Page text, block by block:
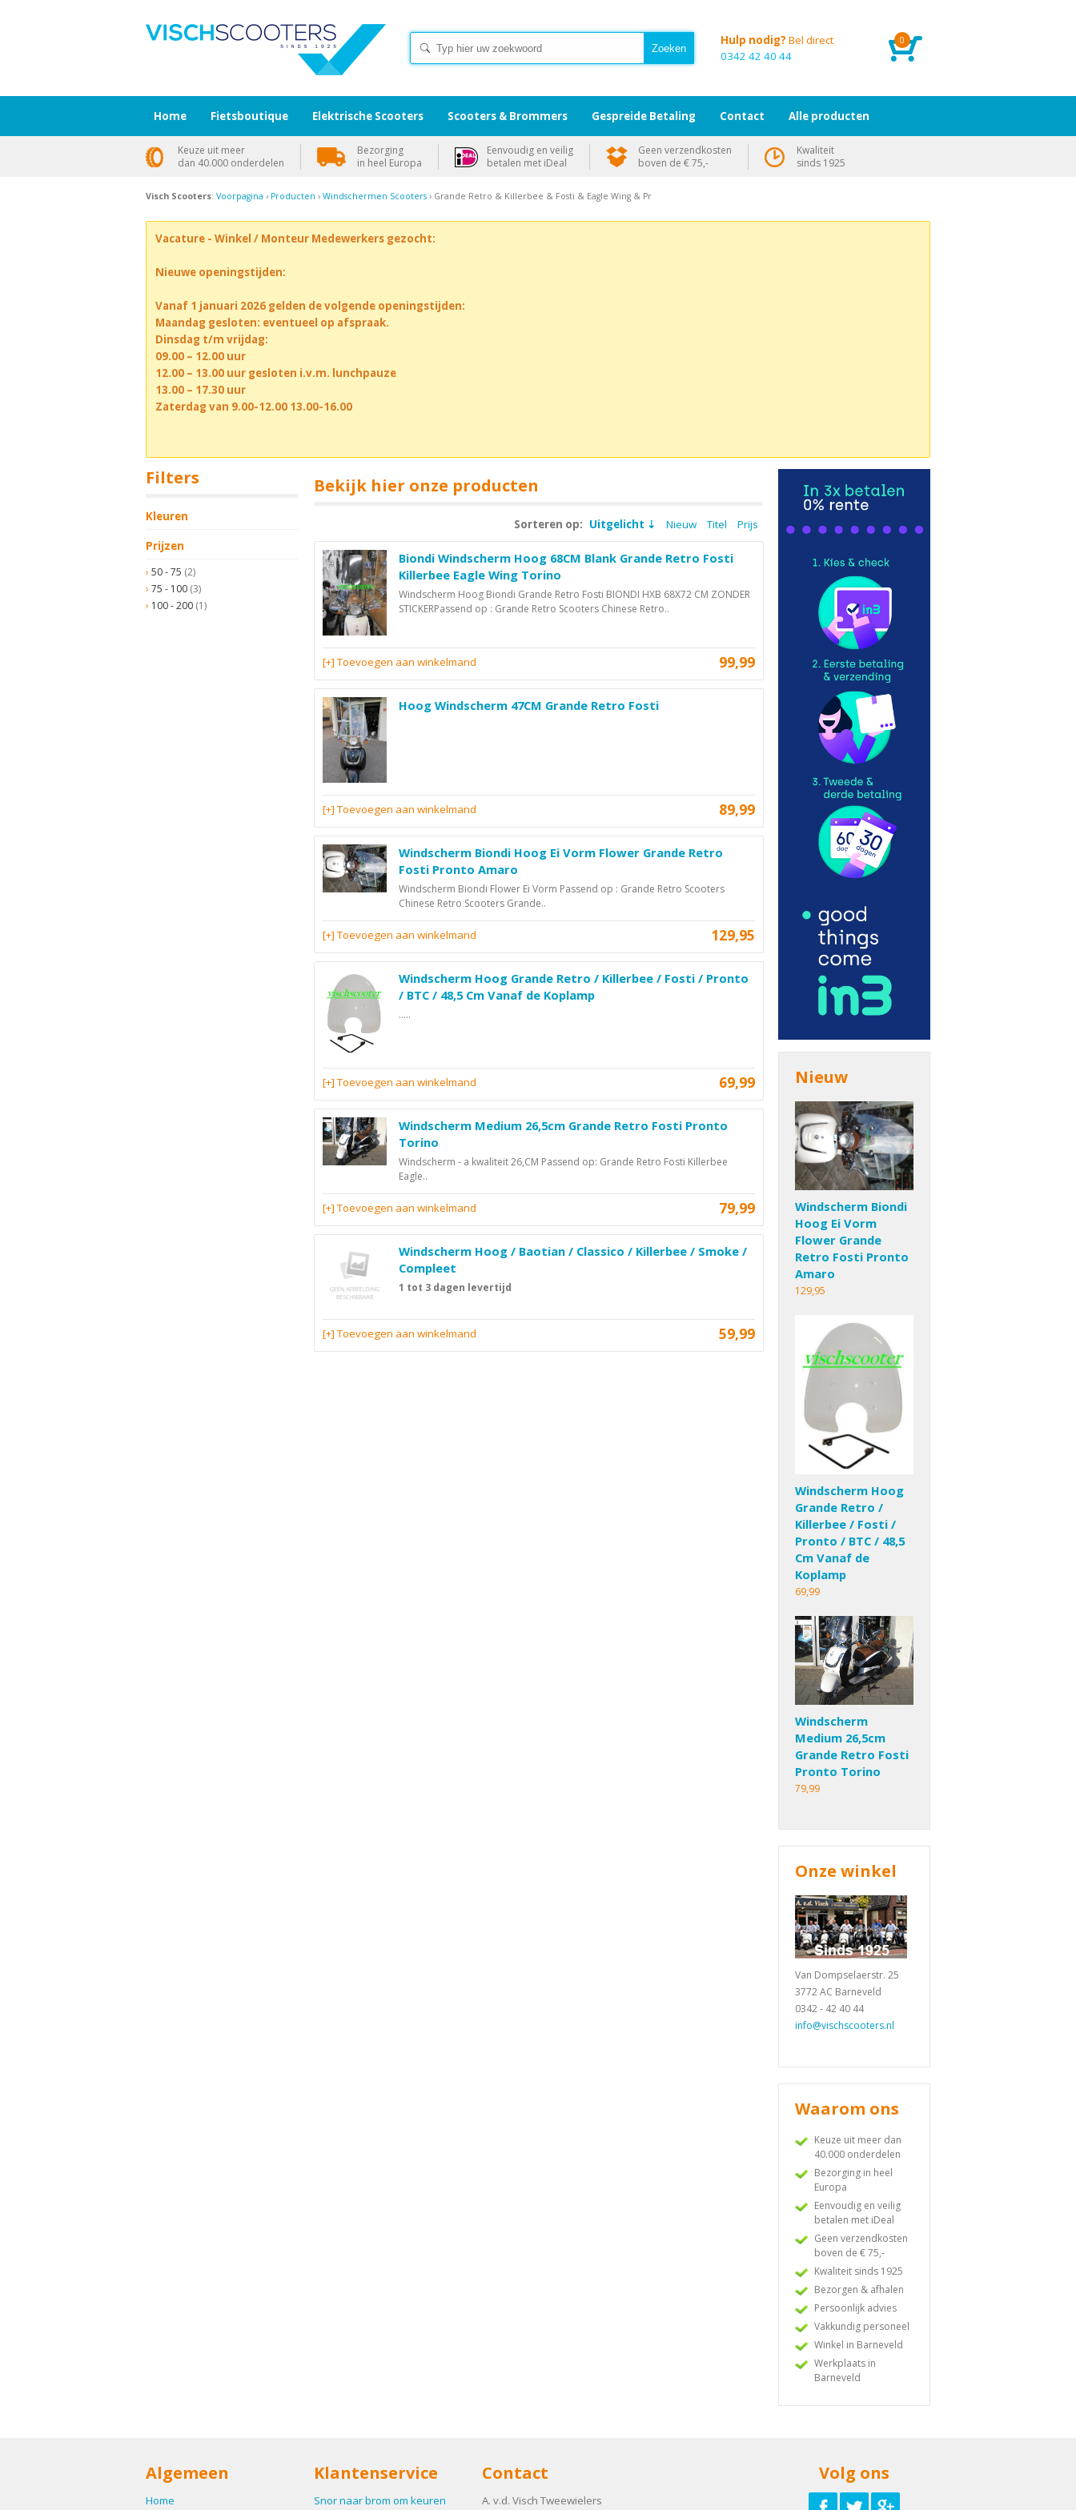
0
Hulp nodig? Bel direct
0342 42 40 44
Visch Scooters: Voorpagina › Producten › Windschermen Scooters › Grande Retro & Killerbee & Fosti & Eagle Wing & Pr
Vacature - Winkel / Monteur Medewerkers gezocht:
Nieuwe openingstijden:
Vanaf 1 januari 2026 gelden de volgende openingstijden:
Maandag gesloten: eventueel op afspraak.
Dinsdag t/m vrijdag:
09.00 – 12.00 uur
12.00 – 13.00 uur gesloten i.v.m. lunchpauze
13.00 – 17.30 uur
Zaterdag van 9.00-12.00 13.00-16.00
Filters
Kleuren
Prijzen
50 - 75 (2)
75 - 100 (3)
100 - 200 (1)
Bekijk hier onze producten
Sorteren op: Uitgelicht Nieuw Titel Prijs
Biondi Windscherm Hoog 68CM Blank Grande Retro Fosti
Killerbee Eagle Wing Torino
Windscherm Hoog Biondi Grande Retro Fosti BIONDI HXB 68X72 CM ZONDER
STICKERPassend op : Grande Retro Scooters Chinese Retro..
99,99
[+] Toevoegen aan winkelmand
Hoog Windscherm 47CM Grande Retro Fosti
89,99
[+] Toevoegen aan winkelmand
Windscherm Biondi Hoog Ei Vorm Flower Grande Retro
Fosti Pronto Amaro
Windscherm Biondi Flower Ei Vorm Passend op : Grande Retro Scooters
Chinese Retro Scooters Grande..
129,95
[+] Toevoegen aan winkelmand
Windscherm Hoog Grande Retro / Killerbee / Fosti / Pronto
/ BTC / 48,5 Cm Vanaf de Koplamp
.....
69,99
[+] Toevoegen aan winkelmand
Windscherm Medium 26,5cm Grande Retro Fosti Pronto
Torino
Windscherm - a kwaliteit 26,CM Passend op: Grande Retro Fosti Killerbee
Eagle..
79,99
[+] Toevoegen aan winkelmand
Windscherm Hoog / Baotian / Classico / Killerbee / Smoke /
Compleet
1 tot 3 dagen levertijd
59,99
[+] Toevoegen aan winkelmand
Nieuw
Windscherm Biondi
Hoog Ei Vorm
Flower Grande
Retro Fosti Pronto
Amaro
129,95
Windscherm Hoog
Grande Retro /
Killerbee / Fosti /
Pronto / BTC / 48,5
Cm Vanaf de
Koplamp
69,99
Windscherm
Medium 26,5cm
Grande Retro Fosti
Pronto Torino
79,99
Onze winkel
Van Dompselaerstr. 25
3772 AC Barneveld
0342 - 42 40 44
info@vischscooters.nl
Waarom ons
Keuze uit meer dan
40.000 onderdelen
Bezorging in heel
Europa
Eenvoudig en veilig
betalen met iDeal
Geen verzendkosten
boven de € 75,-
Kwaliteit sinds 1925
Bezorgen & afhalen
Persoonlijk advies
Vakkundig personeel
Winkel in Barneveld
Werkplaats in
Barneveld
Algemeen
Home
Klantenservice
Snor naar brom om keuren
Contact
A. v.d. Visch Tweewielers
Volg ons
Home Fietsboutique Elektrische Scooters Scooters & Brommers Gespreide Betaling Contact Alle producten
Keuze uit meer
dan 40.000 onderdelen
Bezorging
in heel Europa
Eenvoudig en veilig
betalen met iDeal
Geen verzendkosten
boven de € 75,-
Kwaliteit
sinds 1925